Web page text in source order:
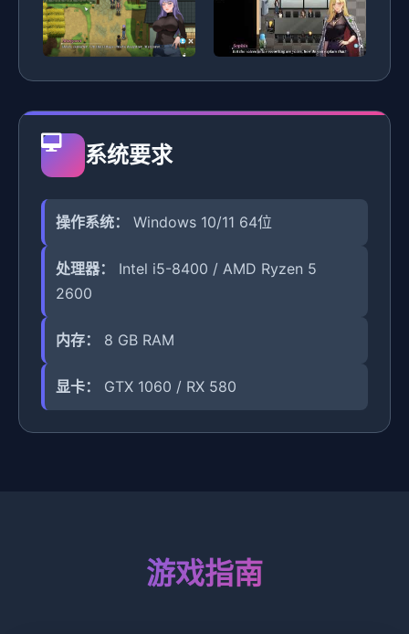
系统要求
操作系统： Windows 10/11 64位
处理器：
Intel i5-8400 / AMD Ryzen 5
2600
内存： 8 GB RAM
显卡： GTX 1060 / RX 580
游戏指南